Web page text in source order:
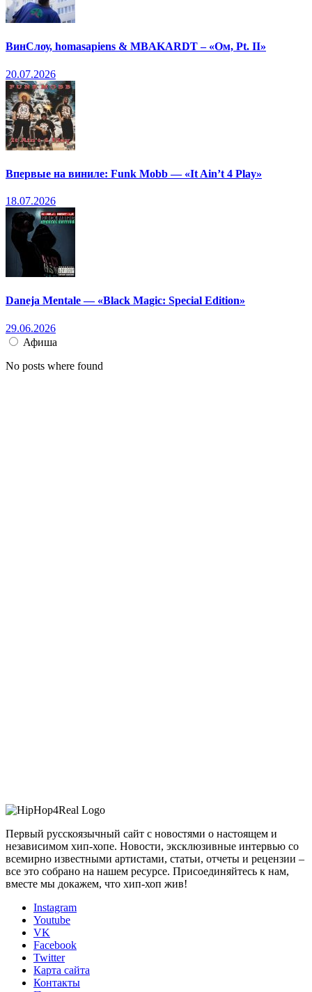
ВинСлоу, homasapiens & MBAKARDT – «Ом, Pt. II»
20.07.2026
Впервые на виниле: Funk Mobb — «It Ain’t 4 Play»
18.07.2026
Daneja Mentale — «Black Magic: Special Edition»
29.06.2026
Афиша
No posts where found
Первый русскоязычный сайт с новостями о настоящем и
независимом хип-хопе. Новости, эксклюзивные интервью со
всемирно известными артистами, статьи, отчеты и рецензии –
все это собрано на нашем ресурсе. Присоединяйтесь к нам,
вместе мы докажем, что хип-хоп жив!
Instagram
Youtube
VK
Facebook
Twitter
Карта сайта
Контакты